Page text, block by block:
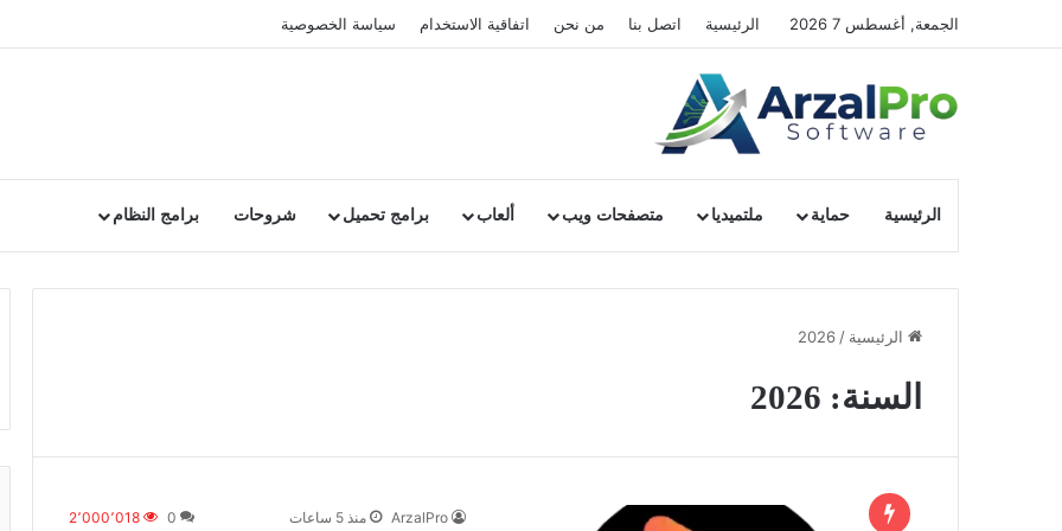
الجمعة, أغسطس 7 2026 الرئيسية اتصل بنا من نحن اتفاقية الاستخدام سياسة الخصوصية
الرئيسية حماية ملتميديا متصفحات ويب ألعاب برامج تحميل شروحات برامج النظام
الرئيسية /
2026
السنة: 2026
ArzalPro منذ 5 ساعات 0 2٬000٬018